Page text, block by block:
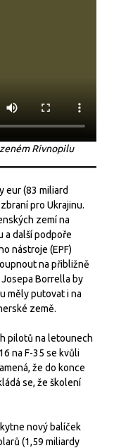
Rivnopilu
eur (83 miliard
pro Ukrajinu.
zemí na
a další podpoře
nástroje (EPF)
na přibližně
Borrella by
měly putovat i na
země.
pilotů na letounech
na F-35 se kvůli
že do konce
se, že školení
nový balíček
(1,59 miliardy